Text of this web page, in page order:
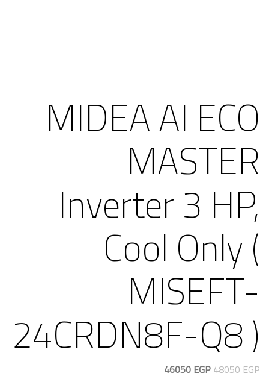
MIDEA AI ECO
MASTER
Inverter 3 HP,
Cool Only (
MISEFT-
24CRDN8F-Q8 )
48050EGP
السعر46050EGP
السعر